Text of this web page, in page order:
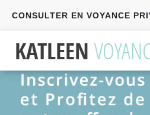
CONSULTER EN VOYANCE